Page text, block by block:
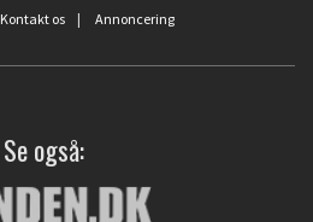
Kontakt os | Annoncering
Se også: